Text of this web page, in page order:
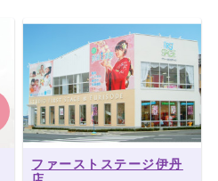
ファーストステージ伊丹